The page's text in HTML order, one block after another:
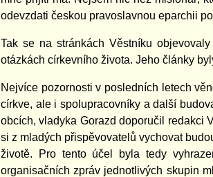
odevzdati českou pravoslavnou eparchii
Tak se na stránkách Věstníku
otázkách církevního života. Jeho články
Nejvíce pozornosti v posledních letech
církve, ale i spolupracovníky a další
obcích, vladyka Gorazd doporučil redakci
si z mladých přispěvovatelů vychovat
životě. Pro tento účel byla tedy
organisačních zpráv jednotlivých skupin